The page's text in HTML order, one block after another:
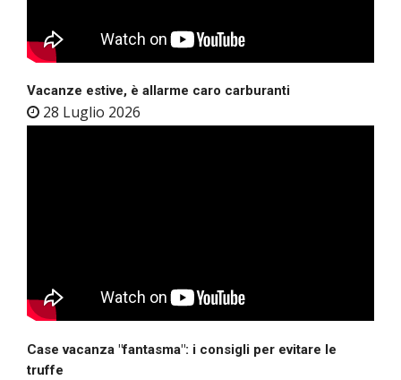
Vacanze estive, è allarme caro carburanti
28 Luglio 2026
Case vacanza "fantasma": i consigli per evitare le
truffe